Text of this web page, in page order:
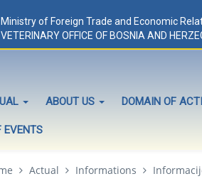
Ministry of Foreign Trade and Economic
VETERINARY OFFICE OF BOSNIA AND
ABOUT US DOMAIN OF
EVENTS
Actual Informations